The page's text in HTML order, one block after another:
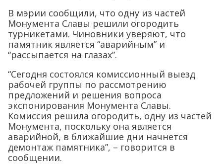
В мэрии сообщили, что одну из частей
Монумента Славы решили огородить
турникетами. Чиновники уверяют, что
памятник является “аварийным” и
“рассыпается на глазах”.
“Сегодня состоялся комиссионный выезд
рабочей группы по рассмотрению
предложений и решения вопроса
экспонирования Монумента Славы.
Комиссия решила огородить, одну из частей
Монумента, поскольку она является
аварийной, в ближайшие дни начнется
демонтаж памятника”, – говорится в
сообщении.